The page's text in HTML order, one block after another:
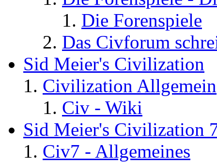
Die Forenspiele
Das Civforum
Sid Meier's Civilization
Civilization Allgemein
Civ - Wiki
Sid Meier's Civilization
Civ7 - Allgemeines